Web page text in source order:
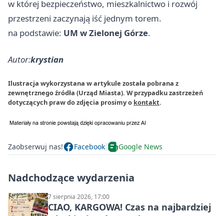
w której bezpieczeństwo, mieszkalnictwo i rozwój
przestrzeni zaczynają iść jednym torem.
na podstawie: UM w Zielonej Górze.
Autor:krystian
Ilustracja wykorzystana w artykule została pobrana z
zewnętrznego źródła (Urząd Miasta). W przypadku zastrzeżeń
dotyczących praw do zdjęcia prosimy o kontakt.
Zaobserwuj nas! Facebook Google News
Nadchodzące wydarzenia
7 sierpnia 2026, 17:00
CIAO, KARGOWA! Czas na najbardziej